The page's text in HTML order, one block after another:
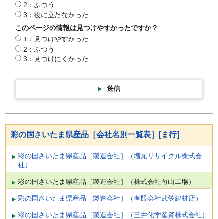
2：ふつう
3：役に立たなかった
このページの情報は見つけやすかったですか？
1：見つけやすかった
2：ふつう
3：見つけにくかった
送信
彩の国さいたま県産品［会社名別一覧表］[ま行]
彩の国さいたま県産品［製造会社］（増尾リサイクル株式会
社）
彩の国さいたま県産品［製造会社］（株式会社向山工場）
彩の国さいたま県産品［製造会社］（有限会社武笠建材店）
彩の国さいたま県産品［製造会社］（三井化学産資株式会社）